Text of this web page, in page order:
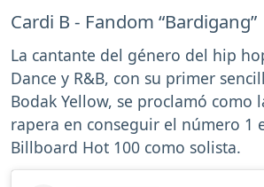
Cardi B - Fandom “Bardigang”
La cantante del género del hip
Dance y R&B, con su primer
Bodak Yellow, se proclamó como
rapera en conseguir el número 1
Billboard Hot 100 como solista.